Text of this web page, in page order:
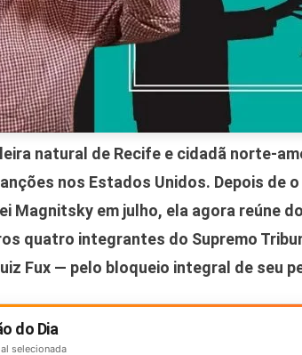
natural de Recife e cidadã norte-
nos Estados Unidos. Depois de
Magnitsky em julho, ela agora reúne
quatro integrantes do Supremo
Fux — pelo bloqueio integral de seu
do Dia
selecionada